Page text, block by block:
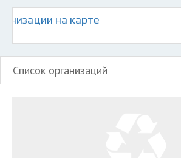
Личный кабинет
на карте
Список организаций